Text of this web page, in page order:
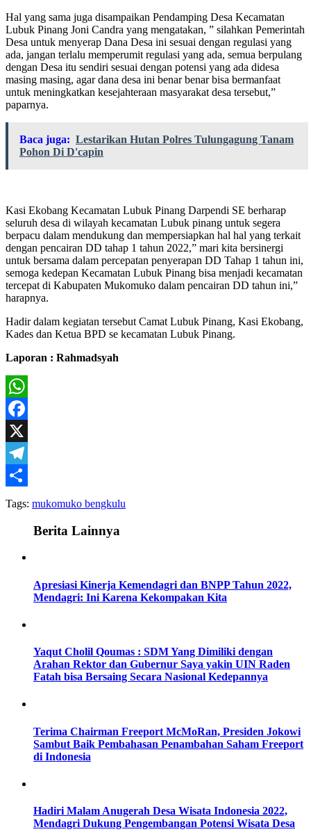
Hal yang sama juga disampaikan Pendamping Desa Kecamatan
Lubuk Pinang Joni Candra yang mengatakan, ” silahkan Pemerintah
Desa untuk menyerap Dana Desa ini sesuai dengan regulasi yang
ada, jangan terlalu memperumit regulasi yang ada, semua berpulang
dengan Desa itu sendiri sesuai dengan potensi yang ada didesa
masing masing, agar dana desa ini benar benar bisa bermanfaat
untuk meningkatkan kesejahteraan masyarakat desa tersebut,”
paparnya.
Baca juga: Lestarikan Hutan Polres Tulungagung Tanam
Pohon Di D'capin
Kasi Ekobang Kecamatan Lubuk Pinang Darpendi SE berharap
seluruh desa di wilayah kecamatan Lubuk pinang untuk segera
berpacu dalam mendukung dan mempersiapkan hal hal yang terkait
dengan pencairan DD tahap 1 tahun 2022,” mari kita bersinergi
untuk bersama dalam percepatan penyerapan DD Tahap 1 tahun ini,
semoga kedepan Kecamatan Lubuk Pinang bisa menjadi kecamatan
tercepat di Kabupaten Mukomuko dalam pencairan DD tahun ini,”
harapnya.
Hadir dalam kegiatan tersebut Camat Lubuk Pinang, Kasi Ekobang,
Kades dan Ketua BPD se kecamatan Lubuk Pinang.
Laporan : Rahmadsyah
WhatsApp
Facebook
X
Telegram
Share
Tags: mukomuko bengkulu
Berita Lainnya
Apresiasi Kinerja Kemendagri dan BNPP Tahun 2022,
Mendagri: Ini Karena Kekompakan Kita
Yaqut Cholil Qoumas : SDM Yang Dimiliki dengan
Arahan Rektor dan Gubernur Saya yakin UIN Raden
Fatah bisa Bersaing Secara Nasional Kedepannya
Terima Chairman Freeport McMoRan, Presiden Jokowi
Sambut Baik Pembahasan Penambahan Saham Freeport
di Indonesia
Hadiri Malam Anugerah Desa Wisata Indonesia 2022,
Mendagri Dukung Pengembangan Potensi Wisata Desa